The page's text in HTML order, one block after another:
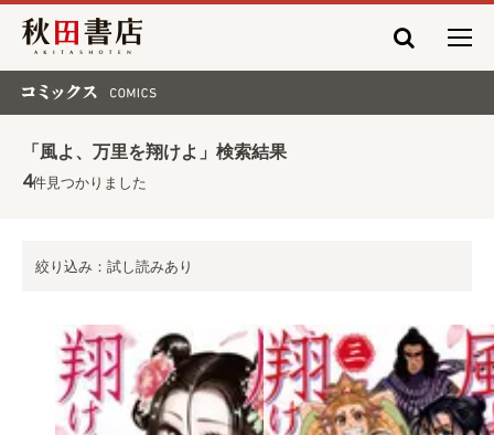
秋田書店
「風よ、万里を翔けよ」検索結果
4件見つかりました
絞り込み：試し読みあり